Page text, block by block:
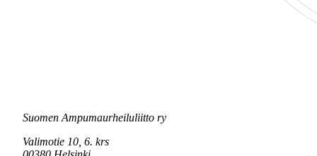
Suomen Ampumaurheiluliitto ry
Valimotie 10, 6. krs